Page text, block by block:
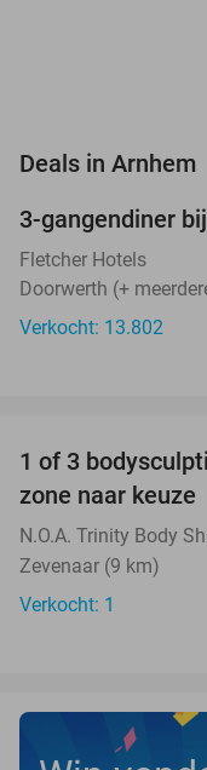
Deals in Arnhem
3-gangendiner
Fletcher Hotels
Doorwerth (+
Verkocht: 13.802
TODAY
1 of 3
zone naar keuze
N.O.A. Trinity Body
Zevenaar (9 km)
Verkocht: 1